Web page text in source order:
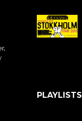
PLAYLISTS